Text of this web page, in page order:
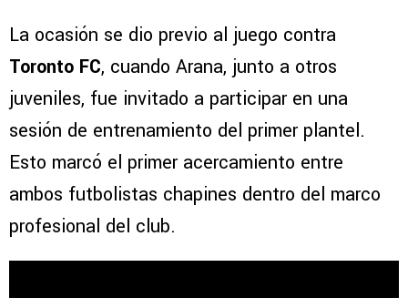
La ocasión se dio previo al juego contra
Toronto FC, cuando Arana, junto a otros
juveniles, fue invitado a participar en una
sesión de entrenamiento del primer plantel.
Esto marcó el primer acercamiento entre
ambos futbolistas chapines dentro del marco
profesional del club.